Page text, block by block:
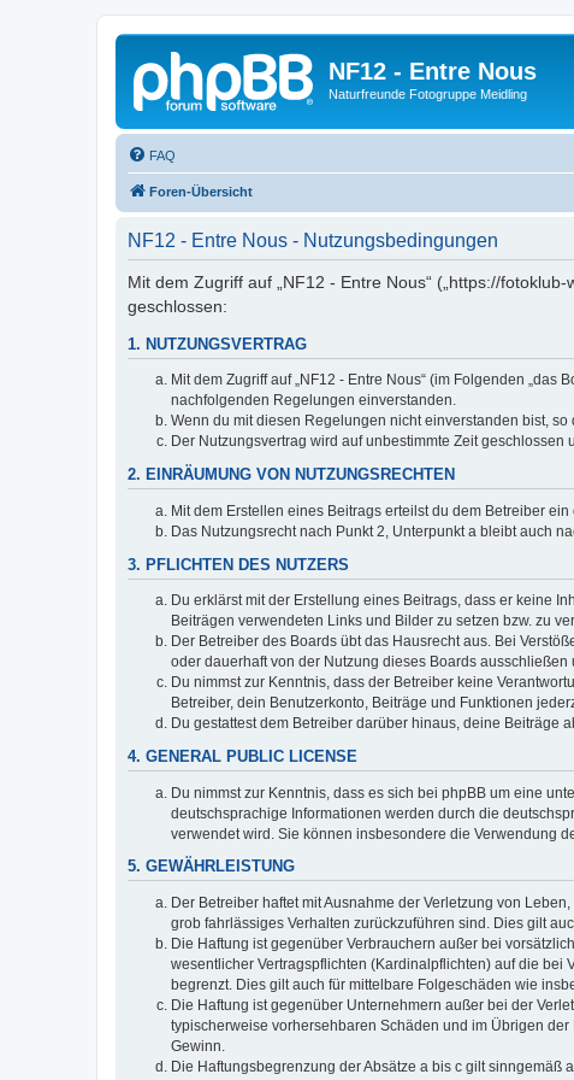
NF12 - Entre Nous
Naturfreunde Fotogruppe Meidling
FAQ
Foren-Übersicht
NF12 - Entre Nous - Nutzungsbedingungen
Mit dem Zugriff auf „NF12 - Entre Nous“ („https://
geschlossen:
1. NUTZUNGSVERTRAG
Mit dem Zugriff auf „NF12 - Entre Nous“ (im Folgenden
nachfolgenden Regelungen einverstanden.
Wenn du mit diesen Regelungen nicht einverstanden bist,
Der Nutzungsvertrag wird auf unbestimmte Zeit
2. EINRÄUMUNG VON NUTZUNGSRECHTEN
Mit dem Erstellen eines Beitrags erteilst du dem Betreiber
Das Nutzungsrecht nach Punkt 2, Unterpunkt a bleibt auch
3. PFLICHTEN DES NUTZERS
Du erklärst mit der Erstellung eines Beitrags, dass er keine
Beiträgen verwendeten Links und Bilder zu setzen bzw. zu
Der Betreiber des Boards übt das Hausrecht aus. Bei
oder dauerhaft von der Nutzung dieses Boards
Du nimmst zur Kenntnis, dass der Betreiber keine
Betreiber, dein Benutzerkonto, Beiträge und Funktionen
Du gestattest dem Betreiber darüber hinaus, deine Beiträge
4. GENERAL PUBLIC LICENSE
Du nimmst zur Kenntnis, dass es sich bei phpBB um eine unter
deutschsprachige Informationen werden durch die
verwendet wird. Sie können insbesondere die Verwendung
5. GEWÄHRLEISTUNG
Der Betreiber haftet mit Ausnahme der Verletzung von
grob fahrlässiges Verhalten zurückzuführen sind. Dies gilt
Die Haftung ist gegenüber Verbrauchern außer bei
wesentlicher Vertragspflichten (Kardinalpflichten) auf die
begrenzt. Dies gilt auch für mittelbare Folgeschäden wie
Die Haftung ist gegenüber Unternehmern außer bei der
typischerweise vorhersehbaren Schäden und im Übrigen
Gewinn.
Die Haftungsbegrenzung der Absätze a bis c gilt